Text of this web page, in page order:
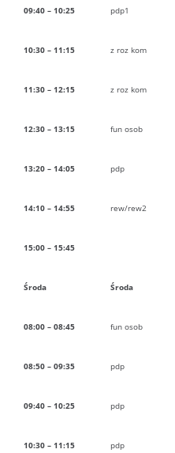
09:40 – 10:25 pdp1
10:30 – 11:15 z roz kom
11:30 – 12:15 z roz kom
12:30 – 13:15 fun osob
13:20 – 14:05 pdp
14:10 – 14:55 rew/rew2
15:00 – 15:45
Środa Środa
08:00 – 08:45 fun osob
08:50 – 09:35 pdp
09:40 – 10:25 pdp
10:30 – 11:15 pdp